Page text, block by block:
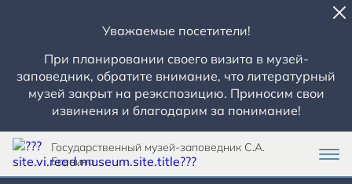
Уважаемые посетители!
При планировании своего визита в музей-
заповедник, обратите внимание, что литературный
музей закрыт на реэкспозицию. Приносим свои
извинения и благодарим за понимание!
Государственный музей-заповедник С.А.
Есенина